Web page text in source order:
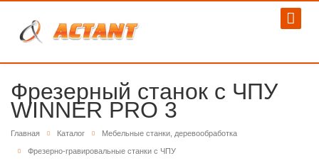
Фрезерный станок с ЧПУ
WINNER PRO 3
Главная Каталог Мебельные станки, деревообработка
Фрезерно-гравировальные станки с ЧПУ